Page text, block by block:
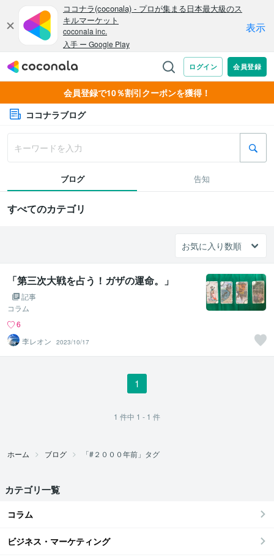
会員登録で10％割引クーポンを獲得！
ココナラブログ
ブログ 告知
すべてのカテゴリ
「第三次大戦を占う！ガザの運命。」
記事
コラム
6
李レオン
2023/10/17
1
1 件中 1 - 1 件
ホーム ブログ 「#２０００年前」タグ
カテゴリ一覧
コラム
ビジネス・マーケティング